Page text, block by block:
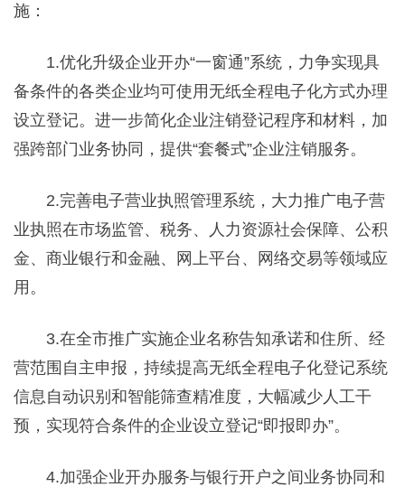
施：
1.优化升级企业开办“一窗通”系统，力争实现具
备条件的各类企业均可使用无纸全程电子化方式办理
设立登记。进一步简化企业注销登记程序和材料，加
强跨部门业务协同，提供“套餐式”企业注销服务。
2.完善电子营业执照管理系统，大力推广电子营
业执照在市场监管、税务、人力资源社会保障、公积
金、商业银行和金融、网上平台、网络交易等领域应
用。
3.在全市推广实施企业名称告知承诺和住所、经
营范围自主申报，持续提高无纸全程电子化登记系统
信息自动识别和智能筛查精准度，大幅减少人工干
预，实现符合条件的企业设立登记“即报即办”。
4.加强企业开办服务与银行开户之间业务协同和